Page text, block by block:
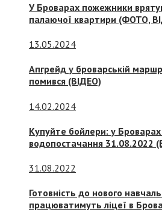
У Броварах пожежники
палаючої квартири (ФОТО,
13.05.2024
Апгрейд у броварській
помився (ВІДЕО)
14.02.2024
Купуйте бойлери: у Броварах
водопостачання 31.08.2022
31.08.2022
Готовність до нового
працюватимуть ліцеї в